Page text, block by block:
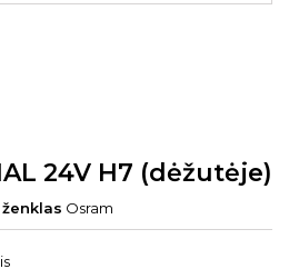
24V H7 (dėžutėje)
Osram